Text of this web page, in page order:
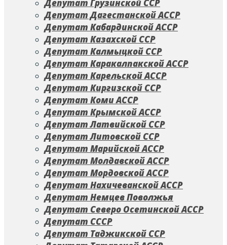
Депутат Грузинской ССР
Депутат Дагестанской АССР
Депутат Кабардинской АССР
Депутат Казахской ССР
Депутат Калмыцкой ССР
Депутат Каракалпакской АССР
Депутат Карельской АССР
Депутат Киргизской ССР
Депутат Коми АССР
Депутат Крымской АССР
Депутат Латвийской ССР
Депутат Литовской ССР
Депутат Марийской АССР
Депутат Молдавской АССР
Депутат Мордовской АССР
Депутат Нахичеванской АССР
Депутат Немцев Поволжья
Депутат Северо Осетинской АССР
Депутат СССР
Депутат Таджикской ССР